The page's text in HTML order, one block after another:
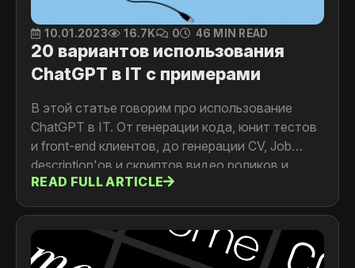
10.01.2023 16.7K 0 46 MIN READ
20 вариантов использования
ChatGPT в IT с примерами
В этой статье говорим про использование
ChatGPT в IT. От генерации кода, юнит тестов
и front-end клиентов, до генерации CV, Job
description'ов и скриптов видео роликов и
многое другое.
READ FULL ARTICLE